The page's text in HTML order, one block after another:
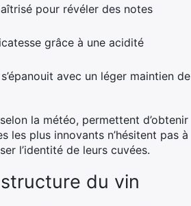
pour révéler des notes
grâce à une acidité
avec un léger maintien de
la météo, permettent d’obtenir
les plus innovants n’hésitent pas à
l’identité de leurs cuvées.
du vin